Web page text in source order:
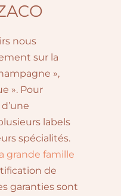
nous
sur la
»,
». Pour
labels
spécialités.
grande famille
de
garanties sont